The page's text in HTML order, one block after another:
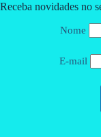
Receba novidades no
Nome
E-mail